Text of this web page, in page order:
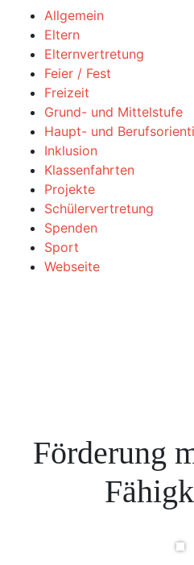
Allgemein
Eltern
Elternvertretung
Feier / Fest
Freizeit
Grund- und Mittelstufe
Haupt- und
Inklusion
Klassenfahrten
Projekte
Schülervertretung
Spenden
Sport
Webseite
Förderung